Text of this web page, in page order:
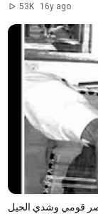
53K
16y ago
قومي وشدي الحيل